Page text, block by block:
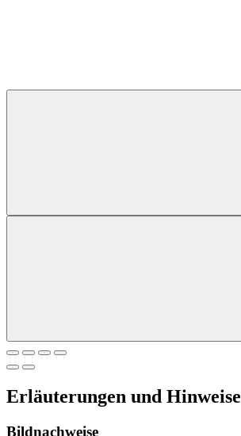
Erläuterungen und Hinweise
Bildnachweise